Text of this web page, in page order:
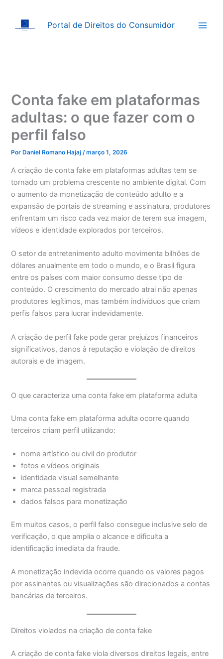
Portal de Direitos do Consumidor
Conta fake em plataformas
adultas: o que fazer com o
perfil falso
Por Daniel Romano Hajaj/março 1, 2026
A criação de conta fake em plataformas adultas tem se
tornado um problema crescente no ambiente digital. Com
o aumento da monetização de conteúdo adulto e a
expansão de portais de streaming e assinatura, produtores
enfrentam um risco cada vez maior de terem sua imagem,
vídeos e identidade explorados por terceiros.
O setor de entretenimento adulto movimenta bilhões de
dólares anualmente em todo o mundo, e o Brasil figura
entre os países com maior consumo desse tipo de
conteúdo. O crescimento do mercado atrai não apenas
produtores legítimos, mas também indivíduos que criam
perfis falsos para lucrar indevidamente.
A criação de perfil fake pode gerar prejuízos financeiros
significativos, danos à reputação e violação de direitos
autorais e de imagem.
O que caracteriza uma conta fake em plataforma adulta
Uma conta fake em plataforma adulta ocorre quando
terceiros criam perfil utilizando:
nome artístico ou civil do produtor
fotos e vídeos originais
identidade visual semelhante
marca pessoal registrada
dados falsos para monetização
Em muitos casos, o perfil falso consegue inclusive selo de
verificação, o que amplia o alcance e dificulta a
identificação imediata da fraude.
A monetização indevida ocorre quando os valores pagos
por assinantes ou visualizações são direcionados a contas
bancárias de terceiros.
Direitos violados na criação de conta fake
A criação de conta fake viola diversos direitos legais, entre